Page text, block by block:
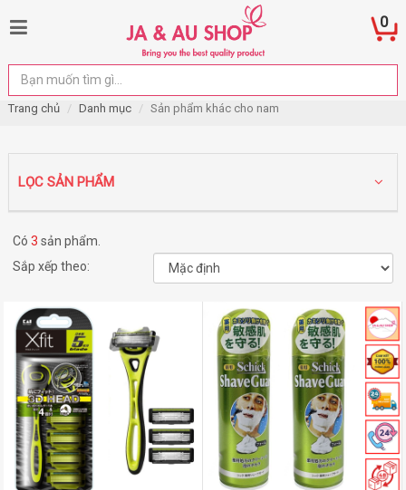
0
Trang chủ Danh mục Sản phẩm khác cho nam
LỌC SẢN PHẨM
Có 3 sản phẩm.
Sắp xếp theo: